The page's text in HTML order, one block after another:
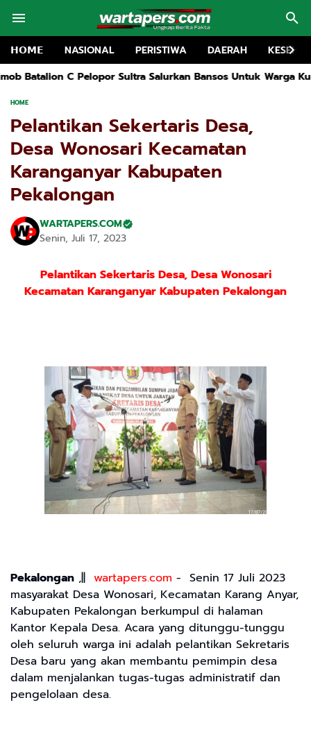
𝗛𝗢𝗠𝗘 NASIONAL PERISTIWA DAERAH
Sultra Salurkan Bansos Untuk Warga Kurang Mampu Di
HOME
Pelantikan Sekertaris Desa,
Desa Wonosari Kecamatan
Karanganyar Kabupaten
Pekalongan
WARTAPERS.COM
Senin, Juli 17, 2023
Pelantikan Sekertaris Desa, Desa Wonosari
Kecamatan Karanganyar Kabupaten Pekalongan
Pekalongan ,|| wartapers.com - Senin 17 Juli 2023
masyarakat Desa Wonosari, Kecamatan Karang Anyar,
Kabupaten Pekalongan berkumpul di halaman
Kantor Kepala Desa. Acara yang ditunggu-tunggu
oleh seluruh warga ini adalah pelantikan Sekretaris
Desa baru yang akan membantu pemimpin desa
dalam menjalankan tugas-tugas administratif dan
pengelolaan desa.